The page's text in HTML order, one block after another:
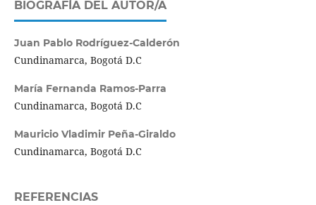
BIOGRAFÍA DEL AUTOR/A
Juan Pablo Rodríguez-Calderón
Cundinamarca, Bogotá D.C
María Fernanda Ramos-Parra
Cundinamarca, Bogotá D.C
Mauricio Vladimir Peña-Giraldo
Cundinamarca, Bogotá D.C
REFERENCIAS